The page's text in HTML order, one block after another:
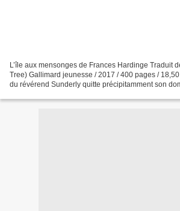
L’île aux mensonges de Frances Hardinge Traduit
Tree) Gallimard jeunesse / 2017 / 400 pages /
du révérend Sunderly quitte précipitamment son